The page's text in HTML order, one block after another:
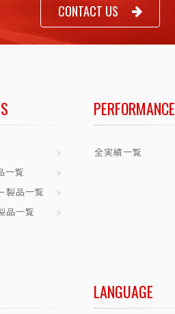
CONTACT US
一覧
製品一覧
品一覧
PERFORMANCE
全実績一覧
LANGUAGE